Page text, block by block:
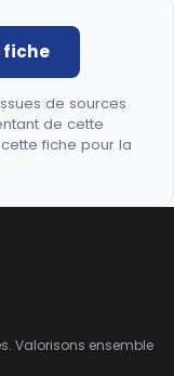
fiche
de sources
de cette
fiche pour la
Valorisons ensemble